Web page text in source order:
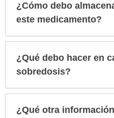
¿Cómo debo
este medicamento?
¿Qué debo hacer en
sobredosis?
¿Qué otra